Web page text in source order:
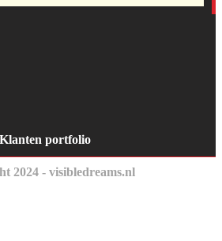
Klanten portfolio
2024 - visibledreams.nl